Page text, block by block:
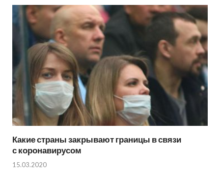
Какие страны закрывают границы в связи
с коронавирусом
15.03.2020